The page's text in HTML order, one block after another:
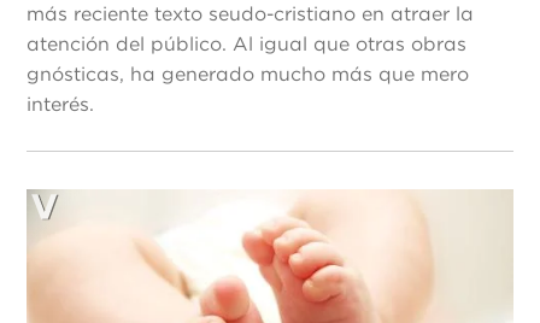
más reciente texto seudo-cristiano en atraer la
atención del público. Al igual que otras obras
gnósticas, ha generado mucho más que mero
interés.